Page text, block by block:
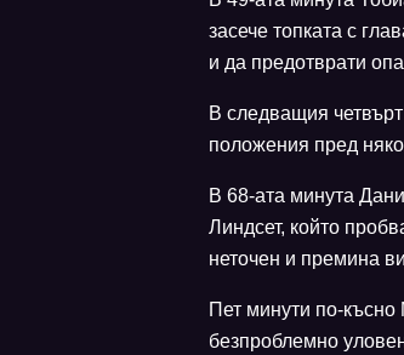
засече топката с
и да предотврати
В следващия
положения пред
В 68-ата минута
Линдсет, който
неточен и премина
Пет минути по-
безпроблемно